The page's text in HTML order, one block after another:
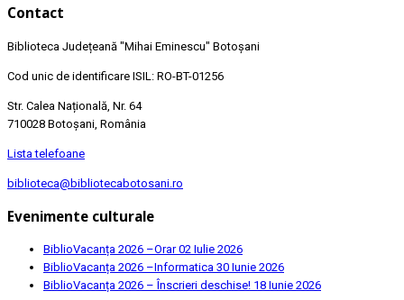
Contact
Biblioteca Județeană "Mihai Eminescu" Botoșani
Cod unic de identificare ISIL: RO-BT-01256
Str. Calea Națională, Nr. 64
710028 Botoșani, România
Lista telefoane
biblioteca@bibliotecabotosani.ro
Evenimente culturale
BiblioVacanța 2026 –Orar02 Iulie 2026
BiblioVacanța 2026 –Informatica 30 Iunie 2026
BiblioVacanța 2026 – Înscrieri deschise! 18 Iunie 2026